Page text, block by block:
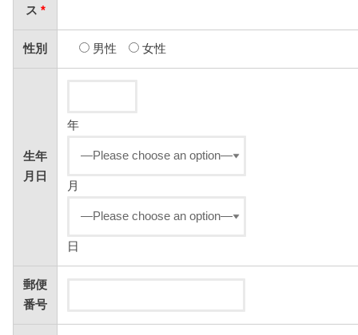
ス *
性別 男性 女性
生年
月日
年
月
日
郵便
番号